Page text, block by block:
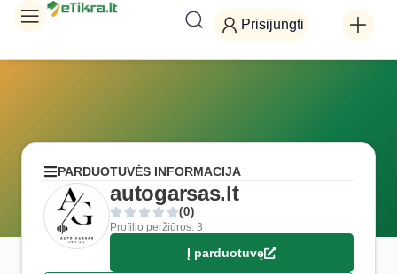
Prisijungti
PARDUOTUVĖS INFORMACIJA
autogarsas.lt
(0)
Profilio peržiūros: 3
Į parduotuvę